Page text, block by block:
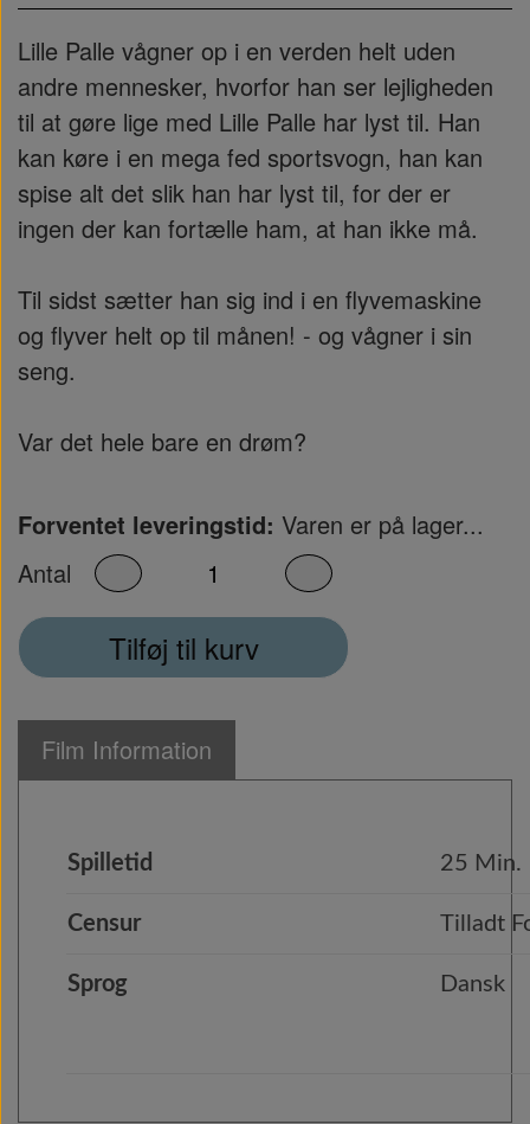
Lille Palle vågner op i en verden helt uden
andre mennesker, hvorfor han ser lejligheden
til at gøre lige med Lille Palle har lyst til. Han
kan køre i en mega fed sportsvogn, han kan
spise alt det slik han har lyst til, for der er
ingen der kan fortælle ham, at han ikke må.
Til sidst sætter han sig ind i en flyvemaskine
og flyver helt op til månen! - og vågner i sin
seng.
Var det hele bare en drøm?
Forventet leveringstid: Varen er på lager...
Antal
Tilføj til kurv
Film Information
Spilletid 25 Min.
Censur Tilladt
Sprog Dansk